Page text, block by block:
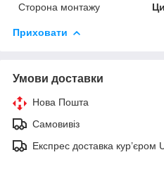
Сторона монтажу
Приховати
Умови доставки
Нова Пошта
Самовивіз
Експрес доставка кур’єром